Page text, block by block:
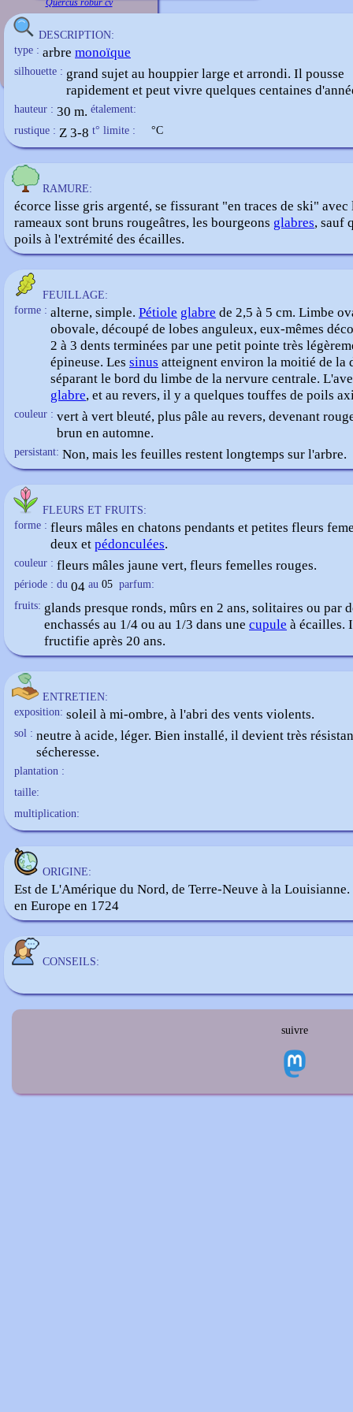
Quercus robur cv
DESCRIPTION:
type : arbre monoïque
silhouette : grand sujet au houppier large et arrondi. Il pousse
rapidement et peut vivre quelques centaines
hauteur : 30 m. étalement:
rustique : Z 3-8 t° limite : °C
RAMURE:
écorce lisse gris argenté, se fissurant "en traces de ski" avec
rameaux sont bruns rougeâtres, les bourgeons glabres, sauf
poils à l'extrémité des écailles.
FEUILLAGE:
forme : alterne, simple. Pétiole glabre de 2,5 à 5 cm. Limbe
obovale, découpé de lobes anguleux, eux-mêmes
2 à 3 dents terminées par une petit pointe très
épineuse. Les sinus atteignent environ la moitié de la
séparant le bord du limbe de la nervure centrale.
glabre, et au revers, il y a quelques touffes de poils
couleur : vert à vert bleuté, plus pâle au revers, devenant
brun en automne.
persistant: Non, mais les feuilles restent longtemps sur l'arbre.
FLEURS ET FRUITS:
forme : fleurs mâles en chatons pendants et petites fleurs
deux et pédonculées.
couleur : fleurs mâles jaune vert, fleurs femelles rouges.
période : du 04 au 05 parfum:
fruits: glands presque ronds, mûrs en 2 ans, solitaires ou par
enchassés au 1/4 ou au 1/3 dans une cupule à écailles.
fructifie après 20 ans.
ENTRETIEN:
exposition: soleil à mi-ombre, à l'abri des vents violents.
sol : neutre à acide, léger. Bien installé, il devient très
sécheresse.
plantation :
taille:
multiplication:
ORIGINE:
Est de L'Amérique du Nord, de Terre-Neuve à la
en Europe en 1724
CONSEILS:
suivre